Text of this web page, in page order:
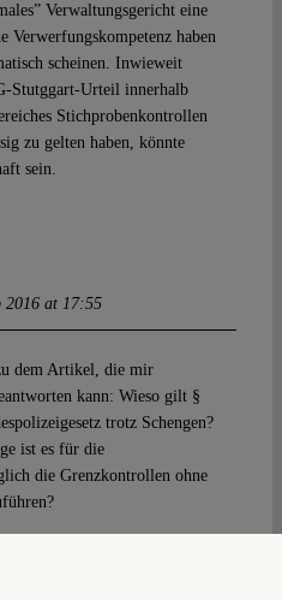
Verwaltungsgericht eine
Verwerfungskompetenz haben
scheinen. Inwieweit
Stutggart-Urteil innerhalb
Stichprobenkontrollen
zu gelten haben, könnte
sein.
at 17:55
dem Artikel, die mir
kann: Wieso gilt §
trotz Schengen?
ist es für die
die Grenzkontrollen ohne